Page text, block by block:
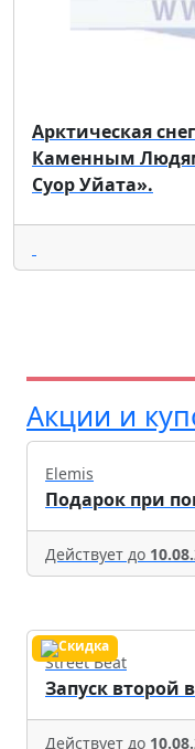
Арктическая
Каменным
Суор Уйата».
Акции и
Elemis
Подарок при
Действует до
Street Beat
Запуск второй
Действует до